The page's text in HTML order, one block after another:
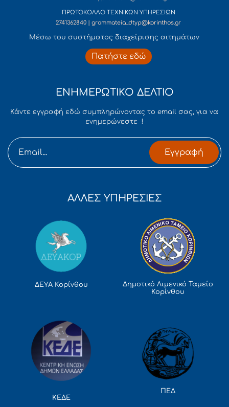
ΠΡΩΤΟΚΟΛΛΟ ΤΕΧΝΙΚΩΝ ΥΠΗΡΕΣΙΩΝ
2741362840 | grammateia_dtyp@korinthos.gr
Mέσω του συστήματος διαχείρισης αιτημάτων
Πατήστε εδώ
ΕΝΗΜΕΡΩΤΙΚΟ ΔΕΛΤΙΟ
Κάντε εγγραφή εδώ συμπληρώνοντας το email σας, για να
ενημερώνεστε !
Εγγραφή
ΑΛΛΕΣ ΥΠΗΡΕΣΙΕΣ
ΔΕΥΑ Κορίνθου
Δημοτικό Λιμενικό Ταμείο
Κορίνθου
ΚΕΔΕ
ΠΕΔ